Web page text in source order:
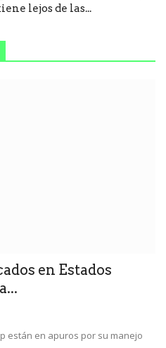
lejos de las...
en Estados
están en apuros por su manejo